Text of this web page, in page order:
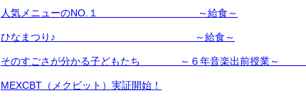
人気メニューのNO.１ ～給食～
ひなまつり♪ ～給食～
そのすごさが分かる子どもたち ～６年音楽出前
MEXCBT（メクビット）実証開始！